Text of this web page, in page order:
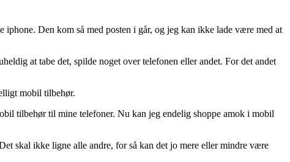
Den kom så med posten i går, og jeg kan ikke lade være med at
at tabe det, spilde noget over telefonen eller andet. For det andet
mobil tilbehør.
tilbehør til mine telefoner. Nu kan jeg endelig shoppe amok i mobil
skal ikke ligne alle andre, for så kan det jo mere eller mindre være